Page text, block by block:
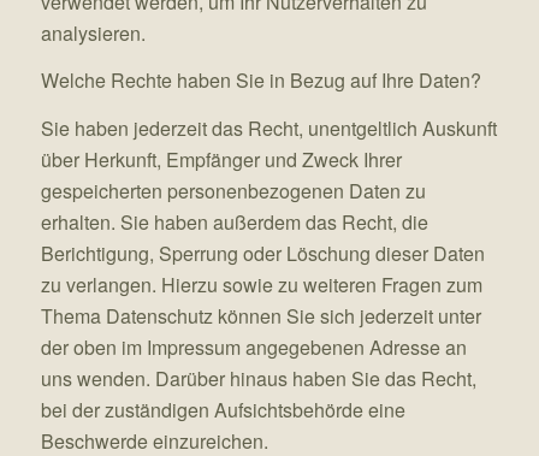
analysieren.
Welche Rechte haben Sie in Bezug auf Ihre Daten?
Sie haben jederzeit das Recht, unentgeltlich Auskunft
über Herkunft, Empfänger und Zweck Ihrer
gespeicherten personenbezogenen Daten zu
erhalten. Sie haben außerdem das Recht, die
Berichtigung, Sperrung oder Löschung dieser Daten
zu verlangen. Hierzu sowie zu weiteren Fragen zum
Thema Datenschutz können Sie sich jederzeit unter
der oben im Impressum angegebenen Adresse an
uns wenden. Darüber hinaus haben Sie das Recht,
bei der zuständigen Aufsichtsbehörde eine
Beschwerde einzureichen.